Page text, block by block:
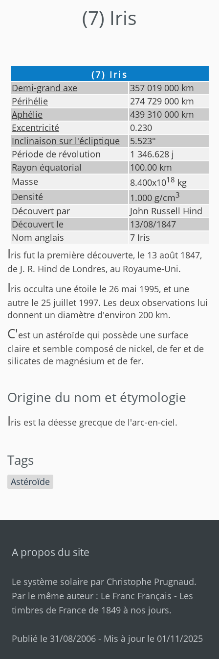
(7) Iris
(7) Iris
Demi-grand axe
357 019 000 km
Périhélie
274 729 000 km
Aphélie
439 310 000 km
Excentricité
0.230
Inclinaison sur l'écliptique
5.523°
Période de révolution
1 346.628 j
Rayon équatorial
100.00 km
Masse
8.400x1018 kg
Densité
1.000 g/cm3
Découvert par
John Russell Hind
Découvert le
13/08/1847
Nom anglais
7 Iris
Iris fut la première découverte, le 13 août 1847,
de J. R. Hind de Londres, au Royaume-Uni.
Iris occulta une étoile le 26 mai 1995, et une
autre le 25 juillet 1997. Les deux observations lui
donnent un diamètre d'environ 200 km.
C'est un astéroïde qui possède une surface
claire et semble composé de nickel, de fer et de
silicates de magnésium et de fer.
Origine du nom et étymologie
Iris est la déesse grecque de l'arc-en-ciel.
Tags
Astéroïde
A propos du site
Le système solaire par Christophe Prugnaud.
Par le même auteur : Le Franc Français - Les
timbres de France de 1849 à nos jours.
Publié le 31/08/2006 - Mis à jour le 01/11/2025